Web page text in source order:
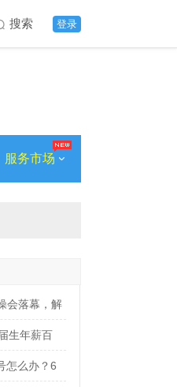
登录
搜索
服务市场
会落幕，解
生年薪百
怎么办？6